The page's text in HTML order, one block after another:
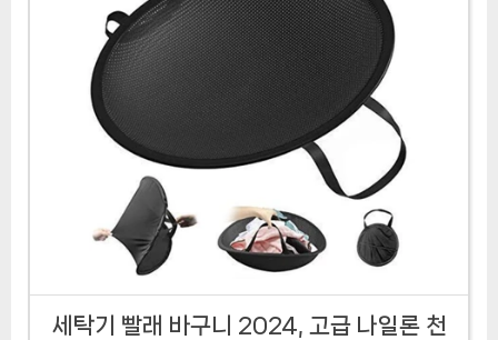
세탁기 빨래 바구니 2024, 고급 나일론 천